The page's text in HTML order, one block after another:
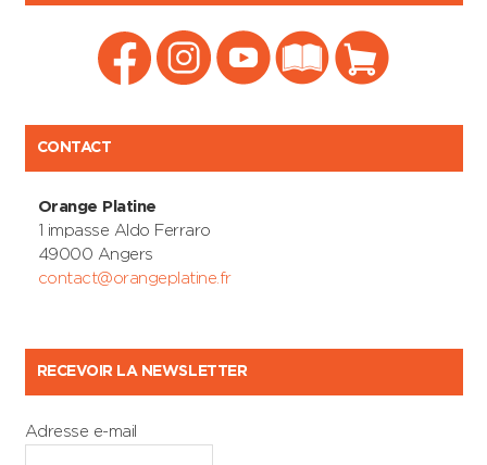
CONTACT
Orange Platine
1 impasse Aldo Ferraro
49000 Angers
contact@orangeplatine.fr
RECEVOIR LA NEWSLETTER
Adresse e-mail